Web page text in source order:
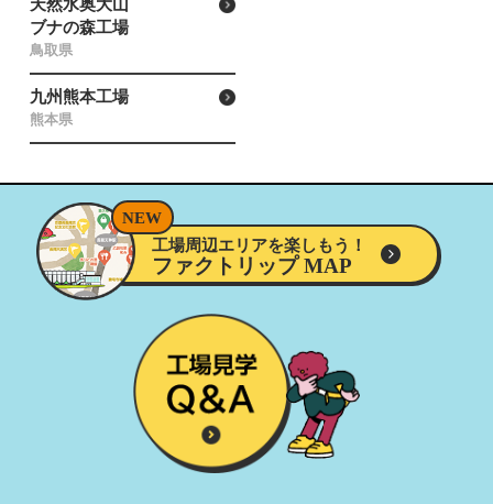
ブナの森工場
鳥取県
九州熊本工場
熊本県
工場周辺エリアを楽しもう！
ファクトリップ MAP